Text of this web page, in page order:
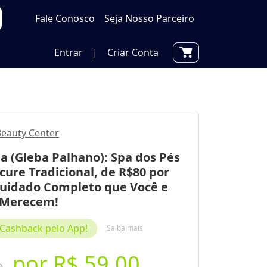
Fale Conosco Seja Nosso Parceiro
Entrar | Criar Conta
Center
(Gleba Palhano): Spa dos Pés
Tradicional, de R$80 por
Completo que Você e
pelo App! Saiba mais